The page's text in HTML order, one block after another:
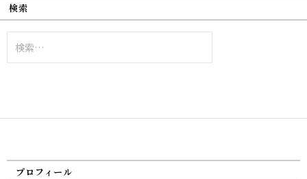
検索
索:
プロフィール